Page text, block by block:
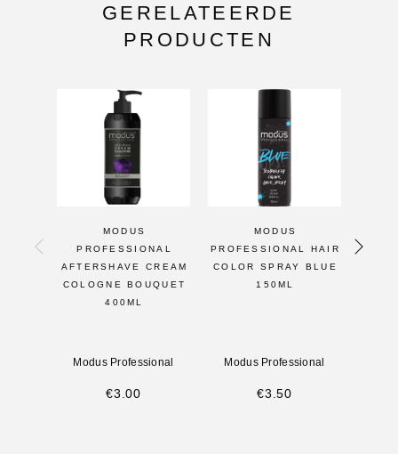
GERELATEERDE
PRODUCTEN
MODUS
PROFESSIONAL
AFTERSHAVE CREAM
COLOGNE BOUQUET
400ML
Modus Professional
€3.00
MODUS
PROFESSIONAL HAIR
COLOR SPRAY BLUE
150ML
Modus Professional
€3.50